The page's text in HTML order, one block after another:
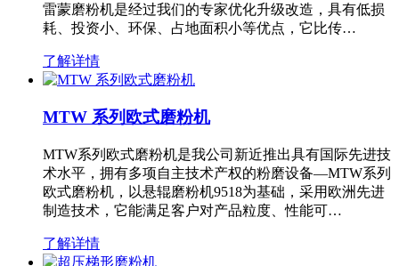
雷蒙磨粉机是经过我们的专家优化升级改造，具有低损
耗、投资小、环保、占地面积小等优点，它比传…
了解详情
MTW 系列欧式磨粉机
MTW系列欧式磨粉机是我公司新近推出具有国际先进技
术水平，拥有多项自主技术产权的粉磨设备—MTW系列
欧式磨粉机，以悬辊磨粉机9518为基础，采用欧洲先进
制造技术，它能满足客户对产品粒度、性能可…
了解详情